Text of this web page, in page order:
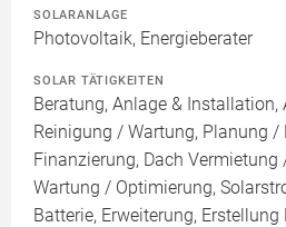
SOLARANLAGE
Photovoltaik, Energieberater
SOLAR TÄTIGKEITEN
Beratung, Anlage & Installation,
Reinigung / Wartung, Planung /
Finanzierung, Dach Vermietung
Wartung / Optimierung,
Batterie, Erweiterung, Erstellung